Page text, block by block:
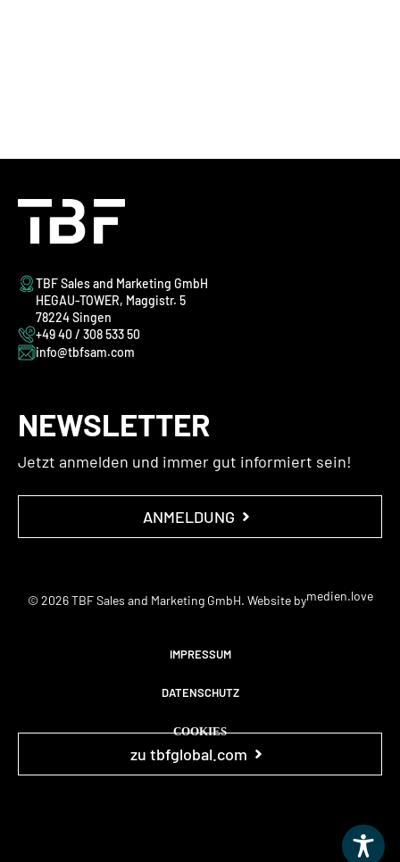
TBF Sales and Marketing GmbH
HEGAU-TOWER, Maggistr. 5
78224 Singen
+49 40 / 308 533 50
info@tbfsam.com
NEWSLETTER
Jetzt anmelden und immer gut informiert sein!
ANMELDUNG
© 2026 TBF Sales and Marketing GmbH. Website bymedien.love
IMPRESSUM
DATENSCHUTZ
COOKIES
zu tbfglobal.com